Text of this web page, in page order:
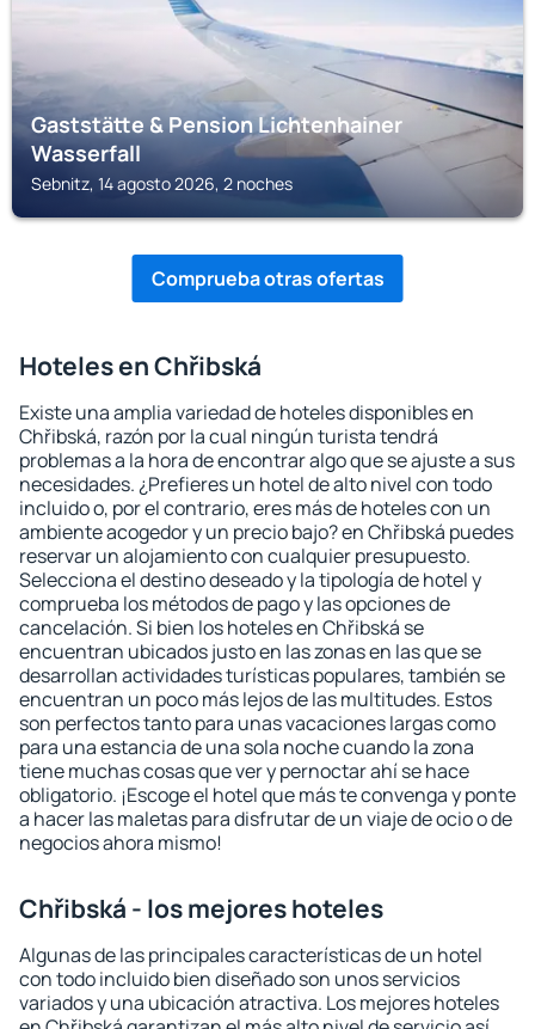
Gaststätte & Pension Lichtenhainer
Wasserfall
Sebnitz, 14 agosto 2026, 2 noches
Comprueba otras ofertas
Hoteles en Chřibská
Existe una amplia variedad de hoteles disponibles en
Chřibská, razón por la cual ningún turista tendrá
problemas a la hora de encontrar algo que se ajuste a sus
necesidades. ¿Prefieres un hotel de alto nivel con todo
incluido o, por el contrario, eres más de hoteles con un
ambiente acogedor y un precio bajo? en Chřibská puedes
reservar un alojamiento con cualquier presupuesto.
Selecciona el destino deseado y la tipología de hotel y
comprueba los métodos de pago y las opciones de
cancelación. Si bien los hoteles en Chřibská se
encuentran ubicados justo en las zonas en las que se
desarrollan actividades turísticas populares, también se
encuentran un poco más lejos de las multitudes. Estos
son perfectos tanto para unas vacaciones largas como
para una estancia de una sola noche cuando la zona
tiene muchas cosas que ver y pernoctar ahí se hace
obligatorio. ¡Escoge el hotel que más te convenga y ponte
a hacer las maletas para disfrutar de un viaje de ocio o de
negocios ahora mismo!
Chřibská - los mejores hoteles
Algunas de las principales características de un hotel
con todo incluido bien diseñado son unos servicios
variados y una ubicación atractiva. Los mejores hoteles